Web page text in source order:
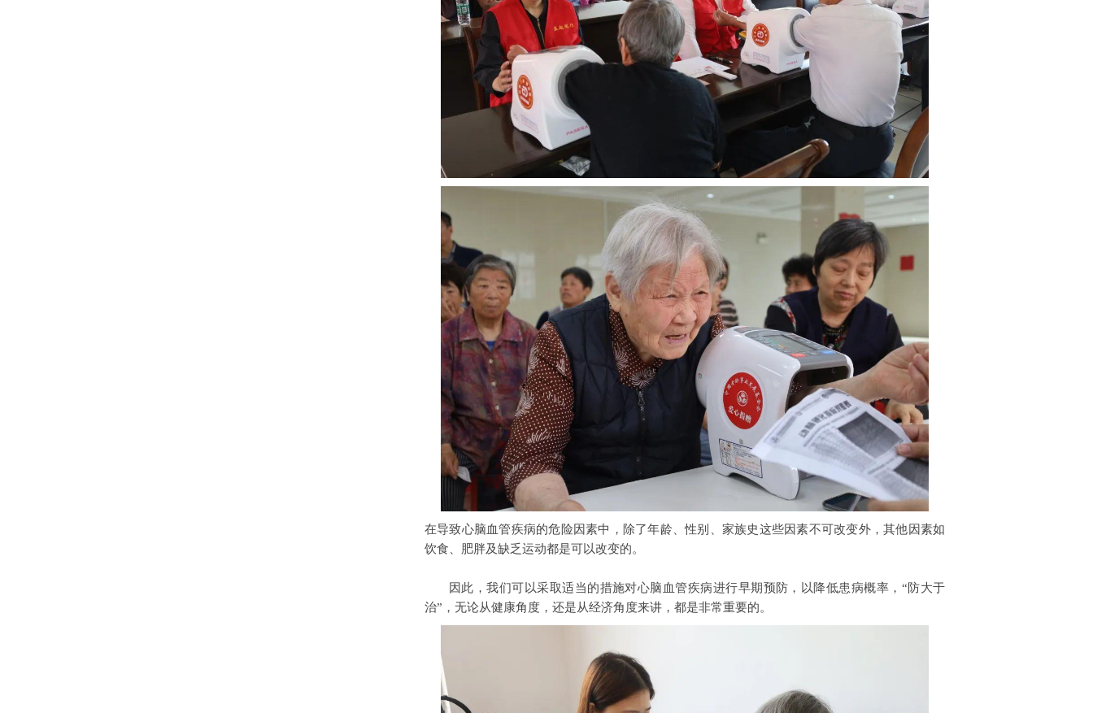
在导致心脑血管疾病的危险因素中，除了年龄、性别、家族史这些因素不可改变外，其他因素如
饮食、肥胖及缺乏运动都是可以改变的。
因此，我们可以采取适当的措施对心脑血管疾病进行早期预防，以降低患病概率，“防大于
治”，无论从健康角度，还是从经济角度来讲，都是非常重要的。